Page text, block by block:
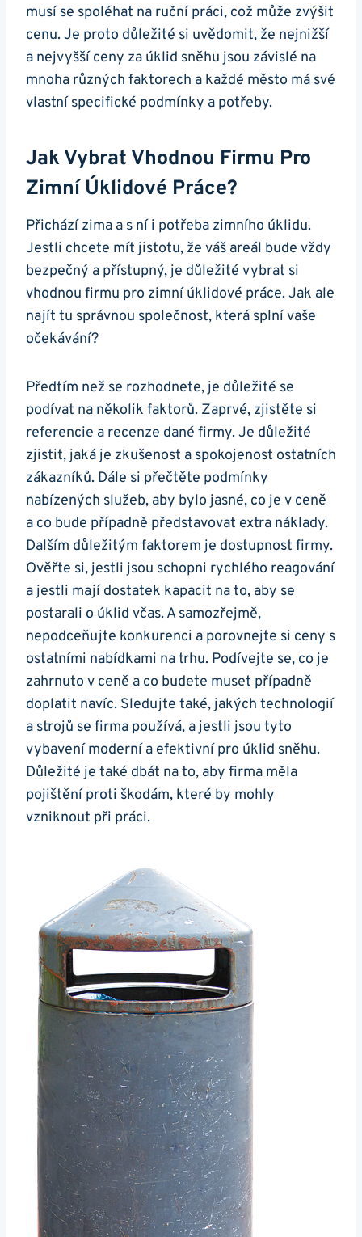
musí se spoléhat na ruční práci, což může zvýšit
cenu. Je proto důležité si uvědomit, že nejnižší
a nejvyšší ceny za úklid sněhu jsou závislé na
mnoha různých faktorech a každé město má své
vlastní specifické podmínky a potřeby.
Jak Vybrat Vhodnou Firmu Pro
Zimní Úklidové Práce?
Přichází zima a s ní i potřeba zimního úklidu.
Jestli chcete mít jistotu, že váš areál bude vždy
bezpečný a přístupný, je důležité vybrat si
vhodnou firmu pro zimní úklidové práce. Jak ale
najít tu správnou společnost, která splní vaše
očekávání?
Předtím než se rozhodnete, je důležité se
podívat na několik faktorů. Zaprvé, zjistěte si
referencie a recenze dané firmy. Je důležité
zjistit, jaká je zkušenost a spokojenost ostatních
zákazníků. Dále si přečtěte podmínky
nabízených služeb, aby bylo jasné, co je v ceně
a co bude případně představovat extra náklady.
Dalším důležitým faktorem je dostupnost firmy.
Ověřte si, jestli jsou schopni rychlého reagování
a jestli mají dostatek kapacit na to, aby se
postarali o úklid včas. A samozřejmě,
nepodceňujte konkurenci a porovnejte si ceny s
ostatními nabídkami na trhu. Podívejte se, co je
zahrnuto v ceně a co budete muset případně
doplatit navíc. Sledujte také, jakých technologií
a strojů se firma používá, a jestli jsou tyto
vybavení moderní a efektivní pro úklid sněhu.
Důležité je také dbát na to, aby firma měla
pojištění proti škodám, které by mohly
vzniknout při práci.